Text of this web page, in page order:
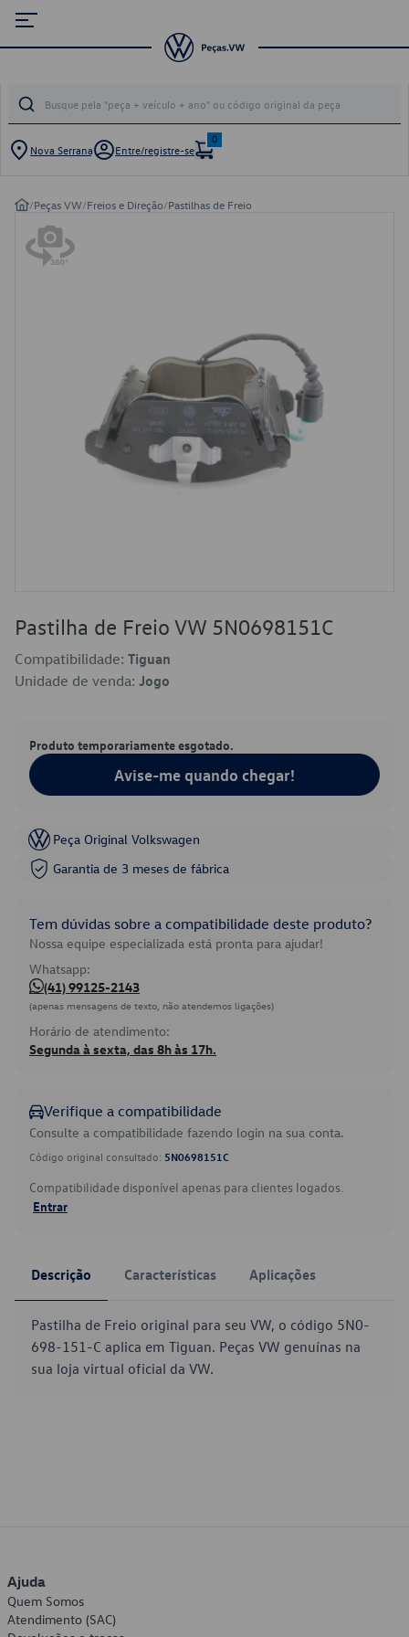
Nova Serrana Entre/registre-se
0
/Peças VW/Freios e Direção/Pastilhas de Freio
Pastilha de Freio VW 5N0698151C
Compatibilidade: Tiguan
Unidade de venda: Jogo
Produto temporariamente esgotado.
Avise-me quando chegar!
Peça Original Volkswagen
Garantia de 3 meses de fábrica
Tem dúvidas sobre a compatibilidade deste produto?
Nossa equipe especializada está pronta para ajudar!
Whatsapp:
(41) 99125-2143
(apenas mensagens de texto, não atendemos ligações)
Horário de atendimento:
Segunda à sexta, das 8h às 17h.
Verifique a compatibilidade
Consulte a compatibilidade fazendo login na sua conta.
Código original consultado: 5N0698151C
Compatibilidade disponível apenas para clientes logados.
Entrar
Descrição Características Aplicações
Pastilha de Freio original para seu VW, o código 5N0-
698-151-C aplica em Tiguan. Peças VW genuínas na
sua loja virtual oficial da VW.
Ajuda
Quem Somos
Atendimento (SAC)